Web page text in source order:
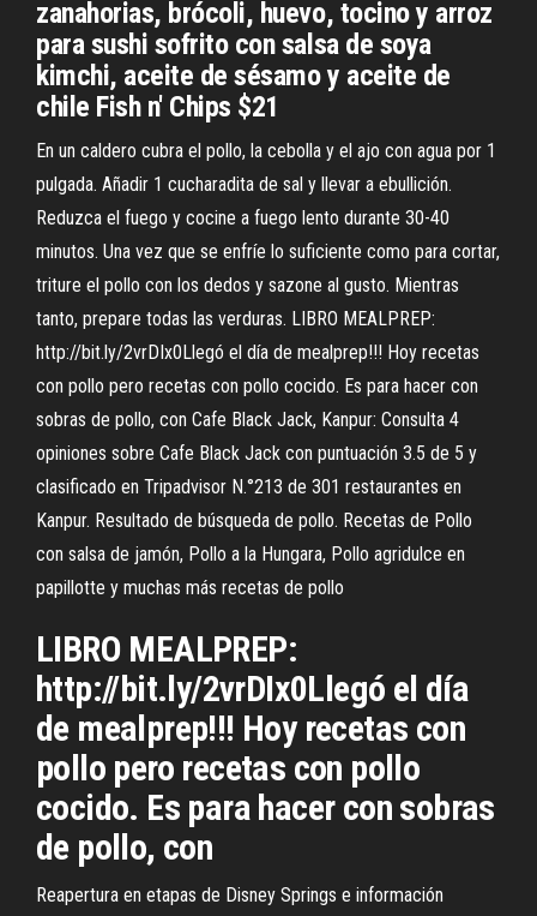
zanahorias, brócoli, huevo, tocino y arroz
para sushi sofrito con salsa de soya
kimchi, aceite de sésamo y aceite de
chile Fish n' Chips $21
En un caldero cubra el pollo, la cebolla y el ajo con agua por 1
pulgada. Añadir 1 cucharadita de sal y llevar a ebullición.
Reduzca el fuego y cocine a fuego lento durante 30-40
minutos. Una vez que se enfríe lo suficiente como para cortar,
triture el pollo con los dedos y sazone al gusto. Mientras
tanto, prepare todas las verduras. LIBRO MEALPREP:
http://bit.ly/2vrDIx0Llegó el día de mealprep!!! Hoy recetas
con pollo pero recetas con pollo cocido. Es para hacer con
sobras de pollo, con Cafe Black Jack, Kanpur: Consulta 4
opiniones sobre Cafe Black Jack con puntuación 3.5 de 5 y
clasificado en Tripadvisor N.°213 de 301 restaurantes en
Kanpur. Resultado de búsqueda de pollo. Recetas de Pollo
con salsa de jamón, Pollo a la Hungara, Pollo agridulce en
papillotte y muchas más recetas de pollo
LIBRO MEALPREP:
http://bit.ly/2vrDIx0Llegó el día
de mealprep!!! Hoy recetas con
pollo pero recetas con pollo
cocido. Es para hacer con sobras
de pollo, con
Reapertura en etapas de Disney Springs e información